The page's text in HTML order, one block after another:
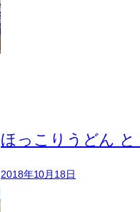
ほっこりうどん と
2018年10月18日